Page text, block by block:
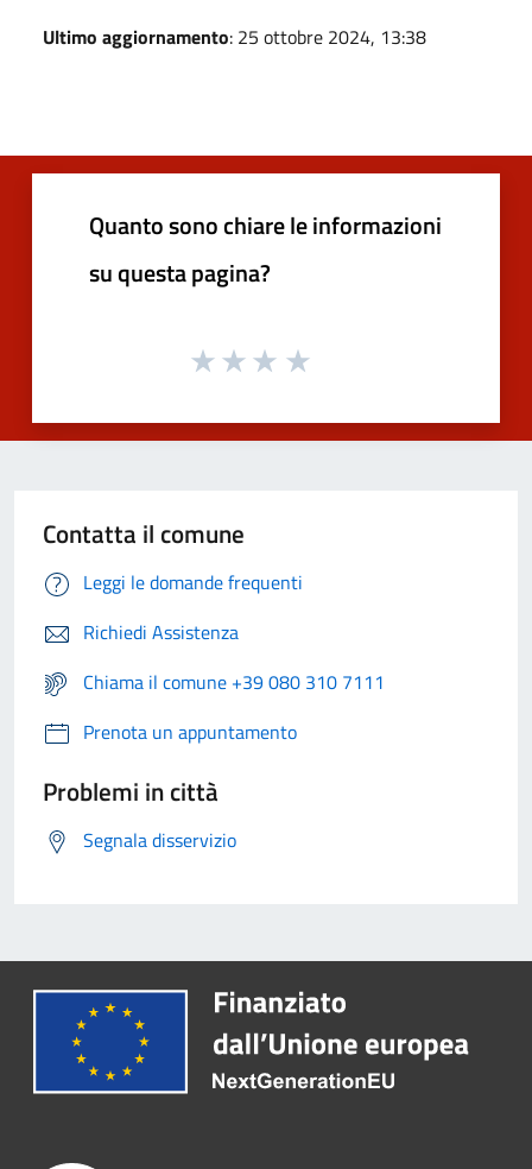
Ultimo aggiornamento: 25 ottobre 2024, 13:38
Quanto sono chiare le informazioni
su questa pagina?
Contatta il comune
Leggi le domande frequenti
Richiedi Assistenza
Chiama il comune +39 080 310 7111
Prenota un appuntamento
Problemi in città
Segnala disservizio